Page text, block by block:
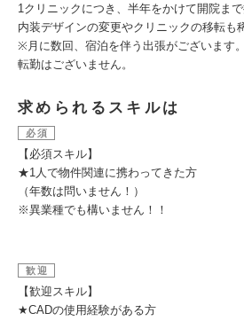
1クリニックにつき、半年をかけて開院ま
内装デザインの変更やクリニックの移転も
※月に数回、宿泊を伴う出張がございます
転勤はございません。
求められるスキルは
必須
【必須スキル】
★1人で物件関連に携わってきた方
（年数は問いません！）
※異業種でも構いません！！
歓迎
【歓迎スキル】
★CADの使用経験がある方